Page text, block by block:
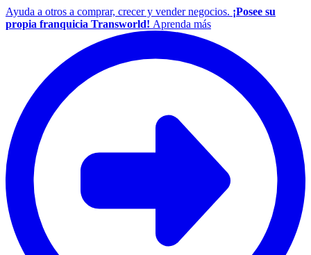
Ayuda a otros a comprar, crecer y vender negocios. ¡Posee su
propia franquicia Transworld! Aprenda más